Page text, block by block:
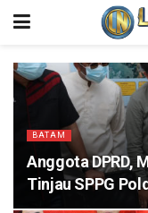
BATAM
Anggota DPRD,
Tinjau SPPG